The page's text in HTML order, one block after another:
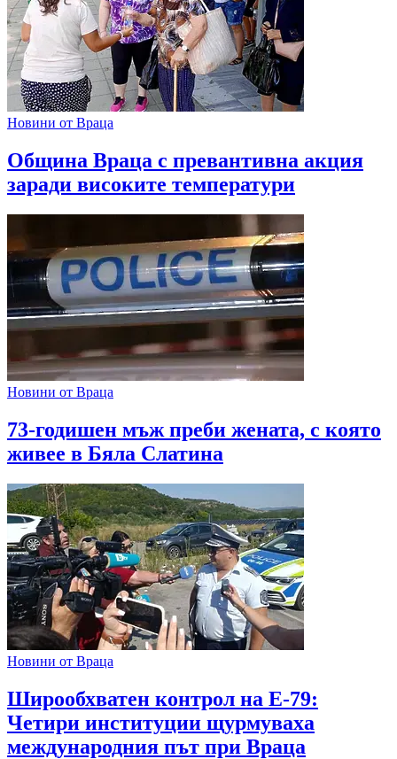
Новини от Враца
Община Враца с превантивна акция
заради високите температури
Новини от Враца
73-годишен мъж преби жената, с която
живее в Бяла Слатина
Новини от Враца
Широобхватен контрол на Е-79:
Четири институции щурмуваха
международния път при Враца